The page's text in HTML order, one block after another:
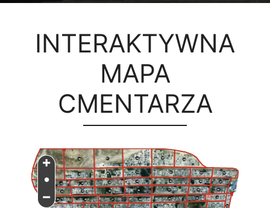
INTERAKTYWNA
MAPA
CMENTARZA
24
25 26 27 28 29 30 31
33 34 35 36 37 38 39
40 41 42 43 44 45 46 47
49 50 51 52 53 54
55 56 57 58 59
60
•
+
−